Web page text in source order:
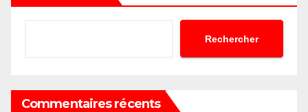
Rechercher
Commentaires récents